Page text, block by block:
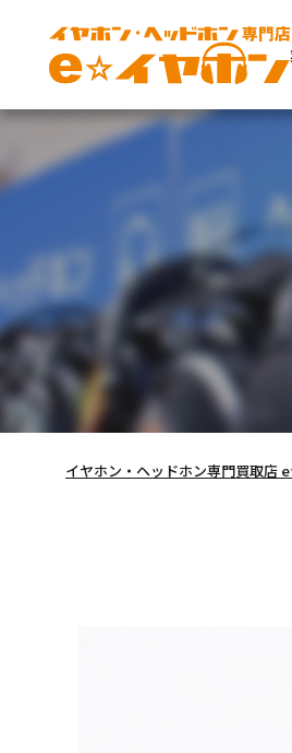
イヤホン・ヘッドホン専門買取店